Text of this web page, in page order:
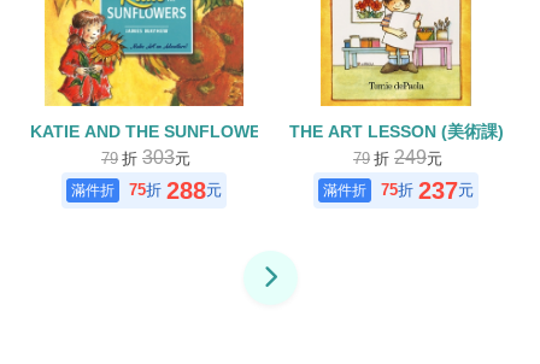
KATIE AND THE SUNFLOWERS
79 折 303元
75折 288元
THE ART LESSON (美術課)
79 折 249元
75折 237元